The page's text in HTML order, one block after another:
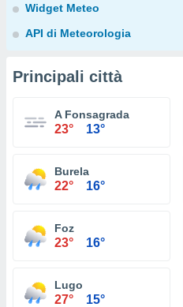
Widget Meteo
API di Meteorologia
Principali città
A Fonsagrada
23° 13°
Burela
22° 16°
Foz
23° 16°
Lugo
27° 15°